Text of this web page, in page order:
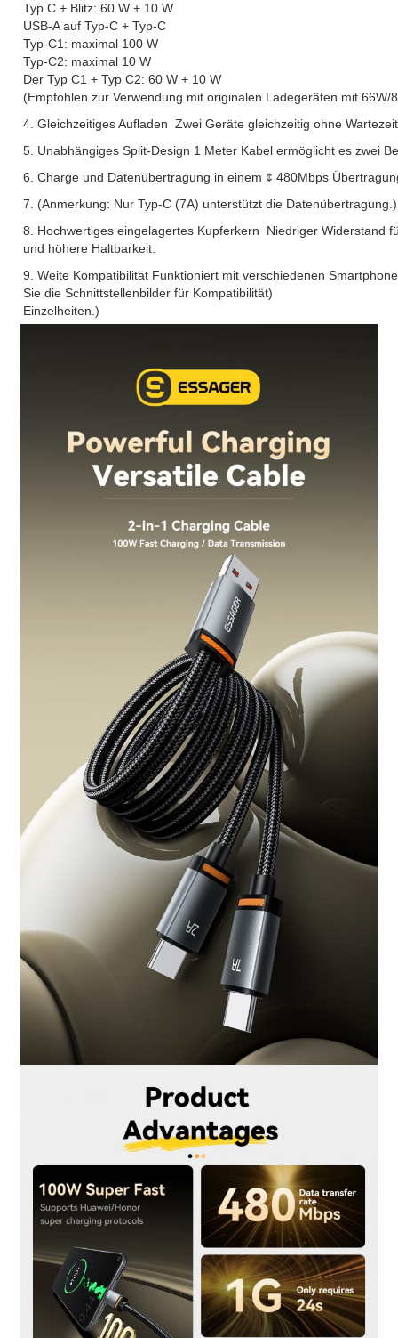
Typ C + Blitz: 60 W + 10 W
USB-A auf Typ-C + Typ-C
Typ-C1: maximal 100 W
Typ-C2: maximal 10 W
Der Typ C1 + Typ C2: 60 W + 10 W
(Empfohlen zur Verwendung mit originalen Ladegeräten mit 66W/
4. Gleichzeitiges Aufladen ️ Zwei Geräte gleichzeitig ohne
5. Unabhängiges Split-Design 1 Meter Kabel ermöglicht es zwei
6. Charge und Datenübertragung in einem ¢ 480Mbps
7. (Anmerkung: Nur Typ-C (7A) unterstützt die Datenübertragung.)
8. Hochwertiges eingelagertes Kupferkern ️ Niedriger Widerstand
und höhere Haltbarkeit.
9. Weite Kompatibilität Funktioniert mit verschiedenen
Sie die Schnittstellenbilder für Kompatibilität)
Einzelheiten.)